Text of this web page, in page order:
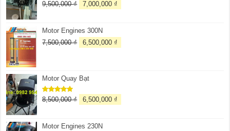
Được xếp
9,500,000₫ 7,000,000 ₫
Motor Engines 300N
7,500,000₫ 6,500,000 ₫
Motor Quay Bạt
Được xếp
8,500,000₫ 6,500,000 ₫
Motor Engines 230N